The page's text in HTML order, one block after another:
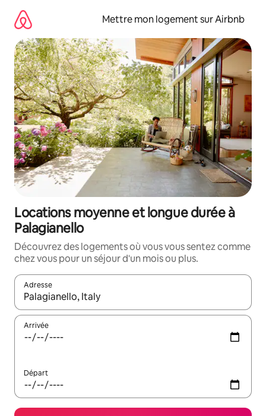
directement
contenu
Mettre mon logement sur Airbnb
Locations moyenne et longue durée à
Palagianello
Découvrez des logements où vous vous sentez comme
chez vous pour un séjour d'un mois ou plus.
Adresse
Lorsque les résultats s'affichent, utilisez les flèches vers le
Arrivée
Départ